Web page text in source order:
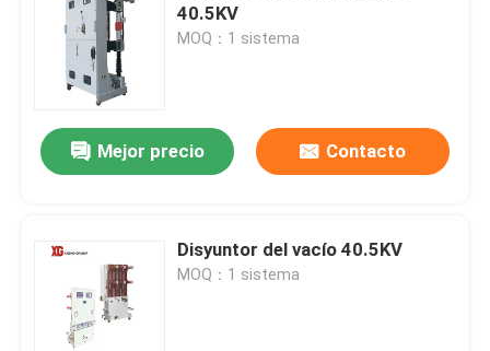
40.5KV
MOQ：1 sistema
Mejor precio Contacto
Disyuntor del vacío 40.5KV
MOQ：1 sistema